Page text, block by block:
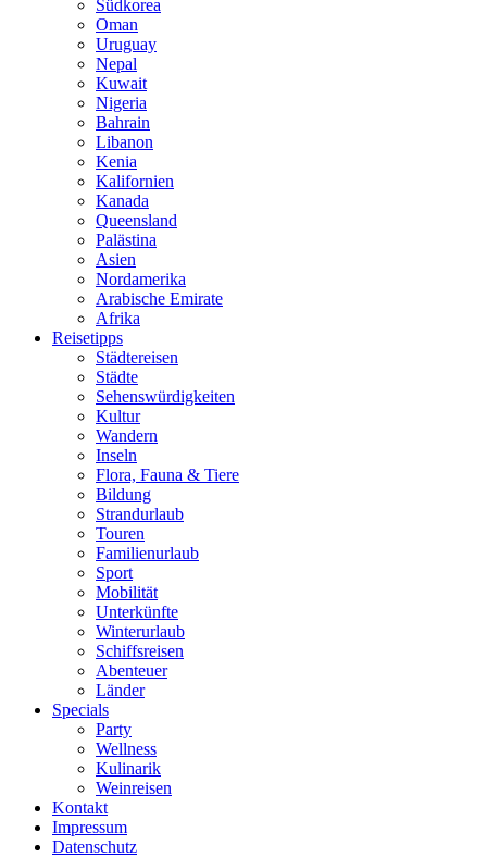
Südkorea
Oman
Uruguay
Nepal
Kuwait
Nigeria
Bahrain
Libanon
Kenia
Kalifornien
Kanada
Queensland
Palästina
Asien
Nordamerika
Arabische Emirate
Afrika
Reisetipps
Städtereisen
Städte
Sehenswürdigkeiten
Kultur
Wandern
Inseln
Flora, Fauna & Tiere
Bildung
Strandurlaub
Touren
Familienurlaub
Sport
Mobilität
Unterkünfte
Winterurlaub
Schiffsreisen
Abenteuer
Länder
Specials
Party
Wellness
Kulinarik
Weinreisen
Kontakt
Impressum
Datenschutz